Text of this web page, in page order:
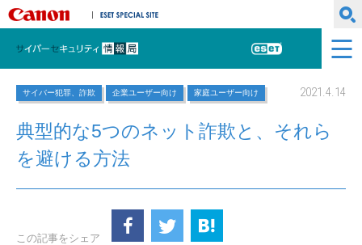
キヤノンマーケティングジャパン株式会社
サイバーセキュリティ情報局
ESET
サイバー犯罪、詐欺 企業ユーザー向け 家庭ユーザー向け 2021.4.14
典型的な5つのネット詐欺と、それら
を避ける方法
この記事をシェア